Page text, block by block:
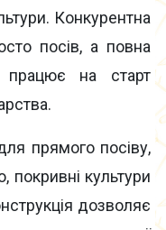
Конкурентна
посів, а повна
працює на старт
прямого посіву,
покривні культури
дозволяє